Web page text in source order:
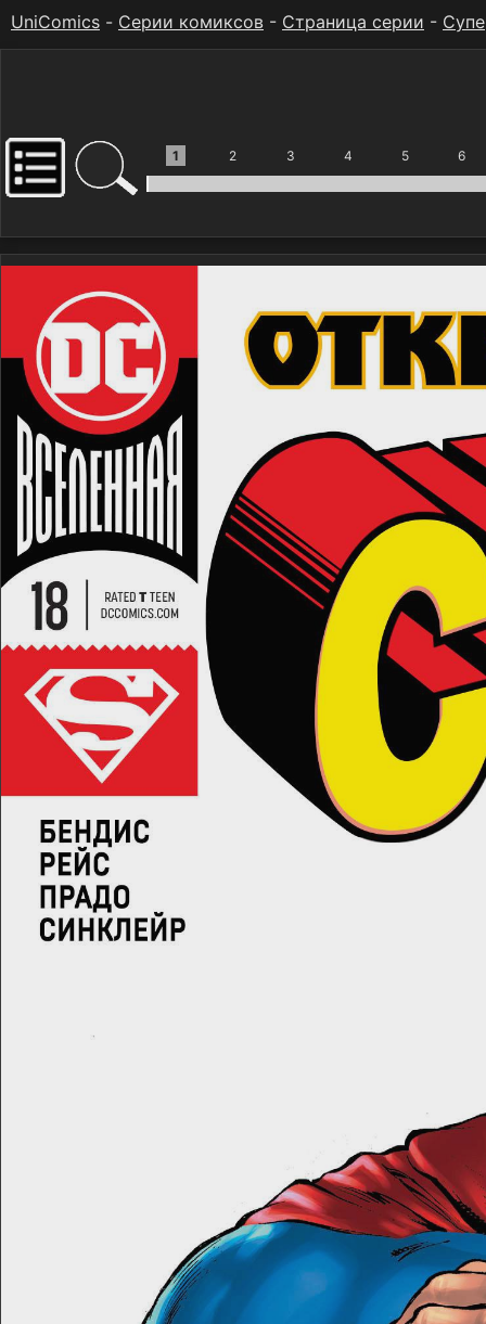
UniComics - Серии комиксов - Страница серии -
1 2 3 4 5 6